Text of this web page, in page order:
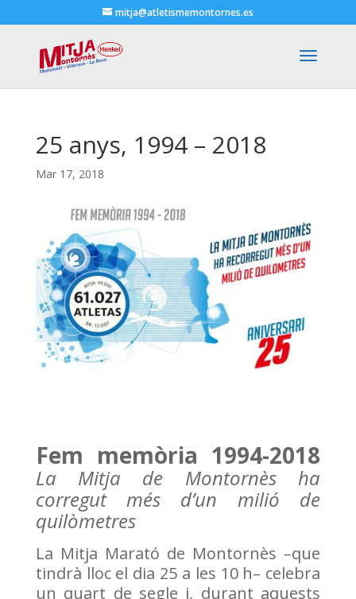
mitja@atletismemontornes.es
25 anys, 1994 – 2018
Mar 17, 2018
Fem memòria 1994-2018
La Mitja de Montornès ha
corregut més d’un milió de
quilòmetres
La Mitja Marató de Montornès –que
tindrà lloc el dia 25 a les 10 h– celebra
un quart de segle i, durant aquests